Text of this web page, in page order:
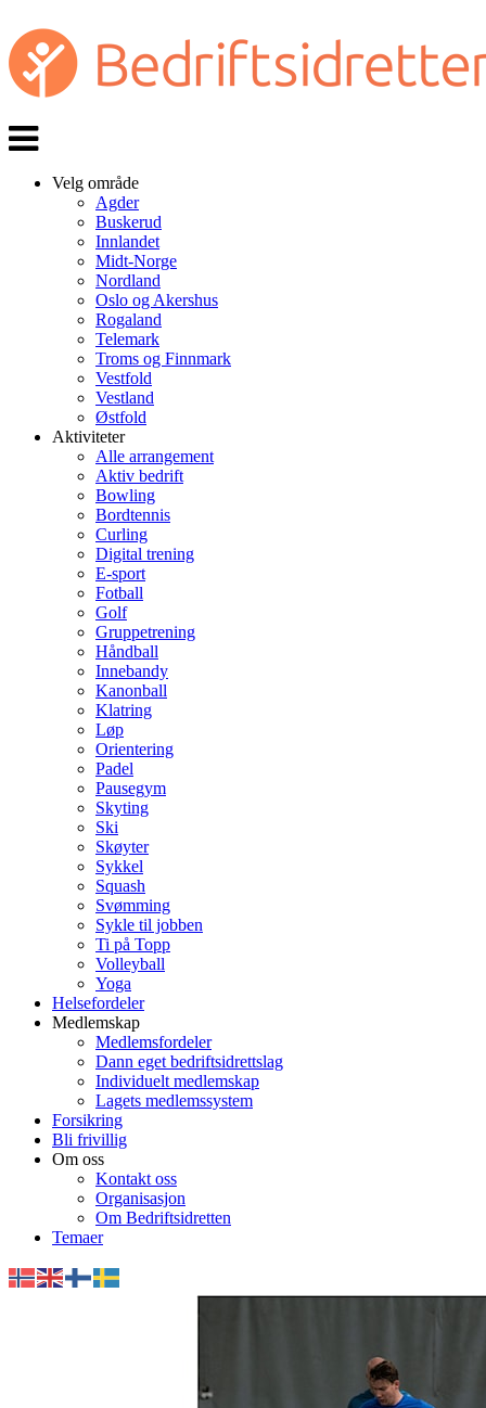
Veksle
navigasjon
Velg område
Agder
Buskerud
Innlandet
Midt-Norge
Nordland
Oslo og Akershus
Rogaland
Telemark
Troms og Finnmark
Vestfold
Vestland
Østfold
Aktiviteter
Alle arrangement
Aktiv bedrift
Bowling
Bordtennis
Curling
Digital trening
E-sport
Fotball
Golf
Gruppetrening
Håndball
Innebandy
Kanonball
Klatring
Løp
Orientering
Padel
Pausegym
Skyting
Ski
Skøyter
Sykkel
Squash
Svømming
Sykle til jobben
Ti på Topp
Volleyball
Yoga
Helsefordeler
Medlemskap
Medlemsfordeler
Dann eget bedriftsidrettslag
Individuelt medlemskap
Lagets medlemssystem
Forsikring
Bli frivillig
Om oss
Kontakt oss
Organisasjon
Om Bedriftsidretten
Temaer